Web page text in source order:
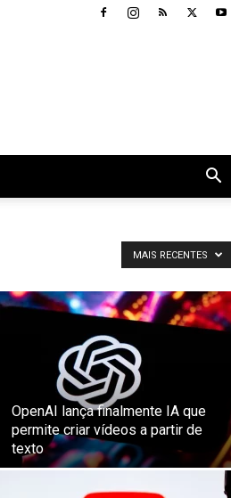
MAIS RECENTES
OpenAI lança finalmente IA que
permite criar vídeos a partir de
texto